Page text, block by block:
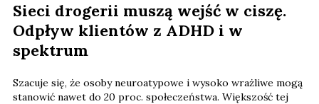
Sieci drogerii muszą wejść w ciszę.
Odpływ klientów z ADHD i w
spektrum
Szacuje się, że osoby neuroatypowe i wysoko wrażliwe mogą
stanowić nawet do 20 proc. społeczeństwa. Większość tej